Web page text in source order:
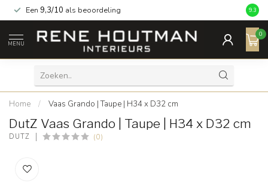
Een 9,3/10 als beoordeling 9.3
MENU
0
Home / Vaas Grando | Taupe | H34 x D32 cm
DutZ Vaas Grando | Taupe | H34 x D32 cm
DUTZ (0)